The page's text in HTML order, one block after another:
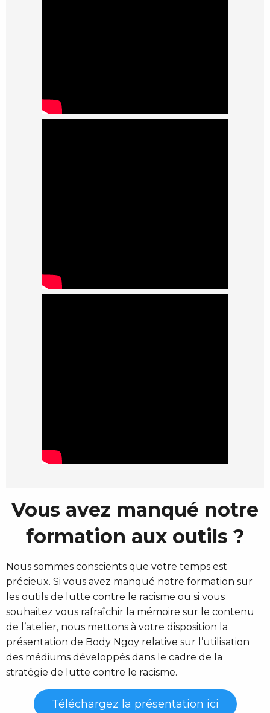
Vous avez manqué notre
formation aux outils ?
Nous sommes conscients que votre temps est
précieux. Si vous avez manqué notre formation sur
les outils de lutte contre le racisme ou si vous
souhaitez vous rafraîchir la mémoire sur le contenu
de l’atelier, nous mettons à votre disposition la
présentation de Body Ngoy relative sur l’utilisation
des médiums développés dans le cadre de la
stratégie de lutte contre le racisme.
Téléchargez la présentation ici